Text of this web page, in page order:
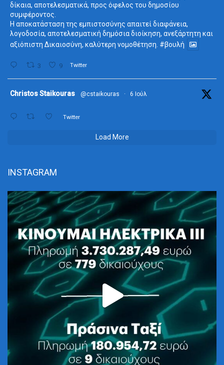
δίκαια, αποτελεσματικά, προς όφελος του δημοσίου
συμφέροντος.
Η αποκατάσταση της εμπιστοσύνης απαιτεί διαφάνεια,
λογοδοσία, αποτελεσματική δημόσια διοίκηση, ανεξάρτητη και
αξιόπιστη Δικαιοσύνη, καλύτερη νομοθέτηση. #βουλή
3 9 Twitter
Christos Staikouras @cstaikouras · 6 Ιούλ
Twitter
Load More
INSTAGRAM